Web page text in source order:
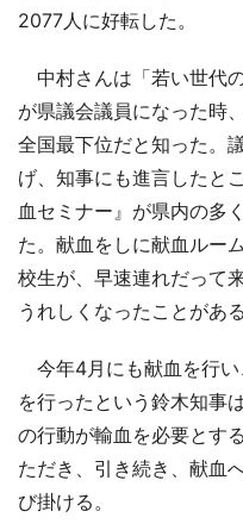
2077人に好転した。
中村さんは「若い世代
が県議会議員になった時
全国最下位だと知った。
げ、知事にも進言したと
血セミナー』が県内の多
た。献血をしに献血ルー
校生が、早速連れだって
うれしくなったことがあ
今年4月にも献血を行い
を行ったという鈴木知事
の行動が輸血を必要とす
ただき、引き続き、献血
び掛ける。